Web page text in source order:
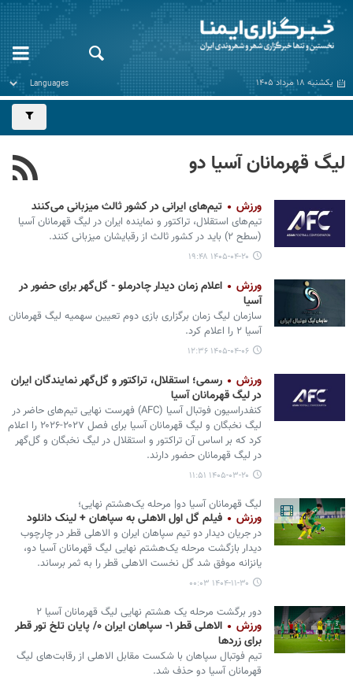
یکشنبه ۱۸ مرداد ۱۴۰۵
لیگ قهرمانان آسیا دو
ورزش تیم‌های ایرانی در کشور ثالث میزبانی می‌کنند
تیم‌های استقلال، تراکتور و نماینده ایران در لیگ قهرمانان آسیا
(سطح ۲) باید در کشور ثالث از رقبایشان میزبانی کنند.
۱۴۰۵-۰۴-۲۰ ۱۹:۴۸
ورزش
اعلام زمان دیدار چادرملو - گل‌گهر برای حضور در
آسیا
سازمان لیگ زمان برگزاری بازی دوم تعیین سهمیه لیگ قهرمانان
آسیا ۲ را اعلام کرد.
۱۴۰۵-۰۴-۰۶ ۱۲:۳۶
ورزش
رسمی؛ استقلال، تراکتور و گل‌گهر نمایندگان ایران
در لیگ قهرمانان آسیا
کنفدراسیون فوتبال آسیا (AFC) فهرست نهایی تیم‌های حاضر در
لیگ نخبگان و لیگ قهرمانان آسیا برای فصل ۲۰۲۷-۲۰۲۶ را اعلام
کرد که بر اساس آن تراکتور و استقلال در لیگ نخبگان و گل‌گهر
در لیگ قهرمانان حضور دارند.
۱۴۰۵-۰۳-۲۰ ۱۱:۵۱
لیگ قهرمانان آسیا دو| مرحله یک‌هشتم نهایی؛
ورزش فیلم گل اول الاهلی به سپاهان + لینک دانلود
در جریان دیدار دو تیم سپاهان ایران و الاهلی قطر در چارچوب
دیدار بازگشت مرحله یک‌هشتم نهایی لیگ قهرمانان آسیا دو،
یانزانه موفق شد گل نخست الاهلی قطر را به ثمر برساند.
۱۴۰۴-۱۱-۳۰ ۰۰:۰۳
دور برگشت مرحله یک هشتم نهایی لیگ قهرمانان آسیا ۲
ورزش
الاهلی قطر ۱- سپاهان ایران ۰/ پایان تلخ تور قطر
برای زردها
تیم فوتبال سپاهان با شکست مقابل الاهلی از رقابت‌های لیگ
قهرمانان آسیا دو حذف شد.